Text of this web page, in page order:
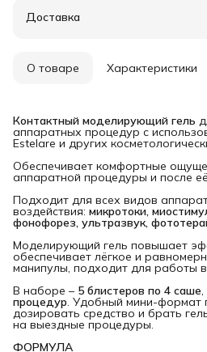
Доставка
О товаре Характеристики
Контактный моделирующий гель
аппаратных процедур с
Estelare и других
Обеспечивает комфортные
аппаратной процедуры и после
Подходит для всех видов
воздействия: микротоки,
фонофорез, ультразвук,
Моделирующий гель повышает
обеспечивает лёгкое и
манипулы, подходит для работы в
В наборе – 5 блистеров по 4 саше,
процедур. Удобный мини-формат
дозировать средство и брать
на выездные процедуры.
ФОРМУЛА